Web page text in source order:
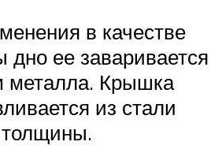
в качестве
дно ее заваривается
металла. Крышка
из стали